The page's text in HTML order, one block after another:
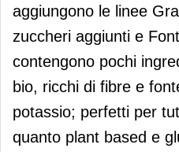
aggiungono le linee
zuccheri aggiunti e
contengono pochi
bio, ricchi di fibre e
potassio; perfetti per
quanto plant based e